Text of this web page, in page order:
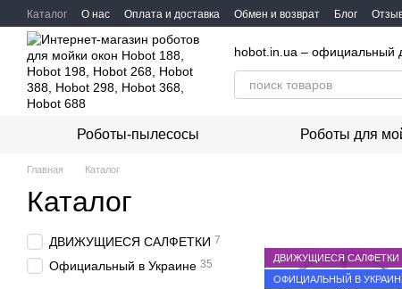
Перейти к основному контенту
Каталог О нас Оплата и доставка Обмен и возврат Блог
hobot.in.ua – официальный
Роботы-пылесосы Роботы для
Главная Каталог
Каталог
ДВИЖУЩИЕСЯ САЛФЕТКИ
ОФИЦИАЛЬНЫЙ В
ДВИЖУЩИЕСЯ САЛФЕТКИ 7
Официальный в Украине 35